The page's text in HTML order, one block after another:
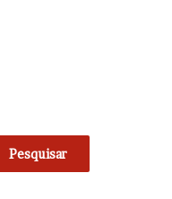
Pesquisar